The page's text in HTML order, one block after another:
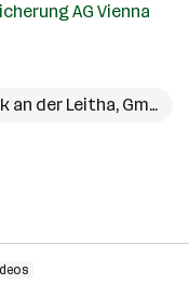
AG Vienna
an der Leitha, Gmünd